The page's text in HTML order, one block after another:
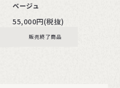
ベージュ
55,000円(税抜)
販売終了商品